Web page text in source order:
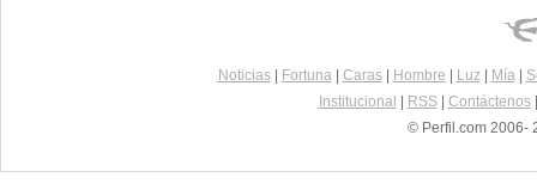
Noticias| Fortuna| Caras| Hombre Luz| Mía|
Institucional
RSS| Contáctenos
© Perfil.com 2006-